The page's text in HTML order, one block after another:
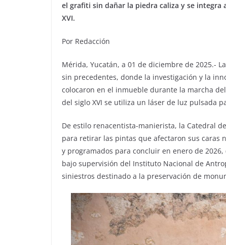
el grafiti sin dañar la piedra caliza y se
XVI.
Por Redacción
Mérida, Yucatán, a 01 de diciembre de 2025.-
sin precedentes, donde la investigación y la
colocaron en el inmueble durante la marcha
del siglo XVI se utiliza un láser de luz pulsada
De estilo renacentista-manierista, la Catedral
para retirar las pintas que afectaron sus caras
y programados para concluir en enero de
bajo supervisión del Instituto Nacional de
siniestros destinado a la preservación de